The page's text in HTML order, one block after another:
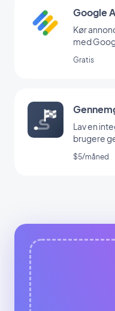
Google
Kør
med
Gratis
Lav en
brugere
din app
$5/måned